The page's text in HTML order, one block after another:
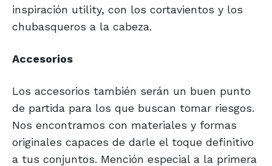
inspiración utility, con los cortavientos y los
chubasqueros a la cabeza.
Accesorios
Los accesorios también serán un buen punto
de partida para los que buscan tomar riesgos.
Nos encontramos con materiales y formas
originales capaces de darle el toque definitivo
a tus conjuntos. Mención especial a la primera